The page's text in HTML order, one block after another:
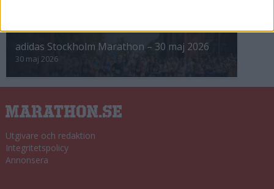
adidas Stockholm Marathon – 30 maj 2026
30 maj 2026
Utgivare och redaktion
Integritetspolicy
Annonsera